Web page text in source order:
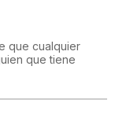
que cualquier
que tiene